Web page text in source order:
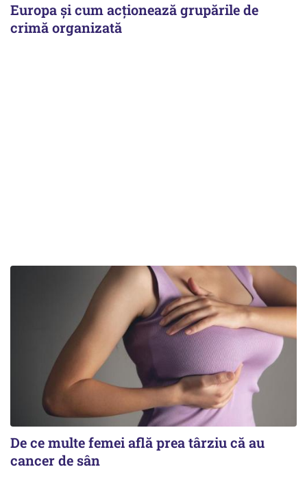
Europa și cum acționează grupările de
crimă organizată
De ce multe femei află prea târziu că au
cancer de sân